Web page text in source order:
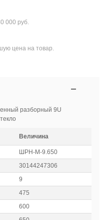
000 руб.
цена на товар.
разборный 9U
Величина
ШРН-М-9.650
30144247306
9
475
600